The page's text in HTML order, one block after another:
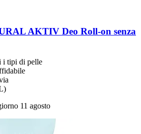
AKTIV Deo Roll-​on senza
i tipi di pelle
11 agosto